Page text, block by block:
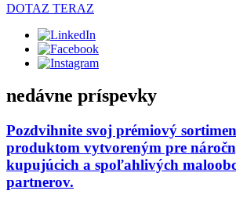
DOTAZ TERAZ
nedávne príspevky
Pozdvihnite svoj prémiový
produktom vytvoreným pre
kupujúcich a spoľahlivých
partnerov.